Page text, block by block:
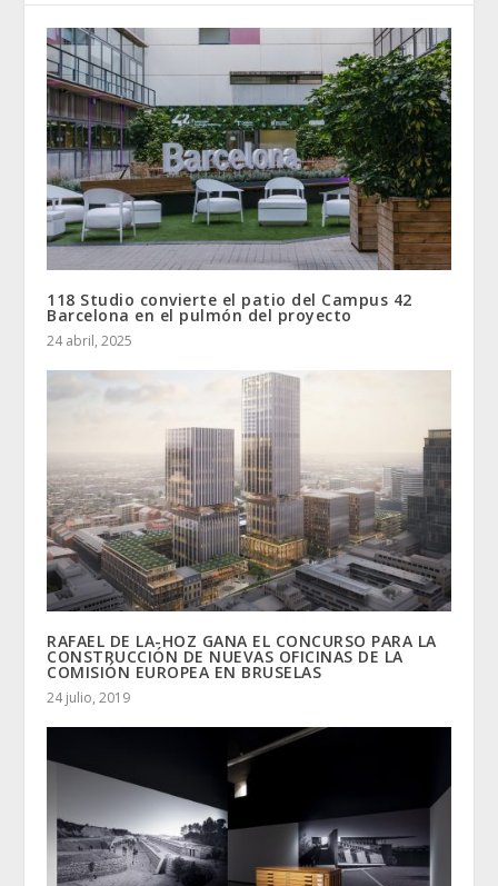
118 Studio convierte el patio del Campus 42
Barcelona en el pulmón del proyecto
24 abril, 2025
RAFAEL DE LA-HOZ GANA EL CONCURSO PARA LA
CONSTRUCCIÓN DE NUEVAS OFICINAS DE LA
COMISIÓN EUROPEA EN BRUSELAS
24 julio, 2019